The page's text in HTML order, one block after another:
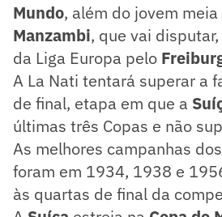
Mundo, além do jovem meia
Manzambi, que vai
da Liga Europa pelo
A La Nati tentará superar a
de final, etapa em que a
últimas três Copas e não
As melhores campanhas
foram em 1934, 1938 e
às quartas de final da